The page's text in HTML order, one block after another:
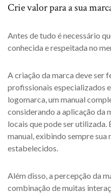
Crie valor para a sua
Antes de tudo é necessário
conhecida e respeitada no
A criação da marca deve ser
profissionais especializados
logomarca, um manual
considerando a aplicação da
locais que pode ser utilizada.
manual, exibindo sempre
estabelecidos.
Além disso, a percepção da
combinação de muitas